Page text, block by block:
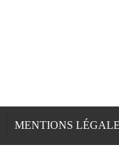
MENTIONS